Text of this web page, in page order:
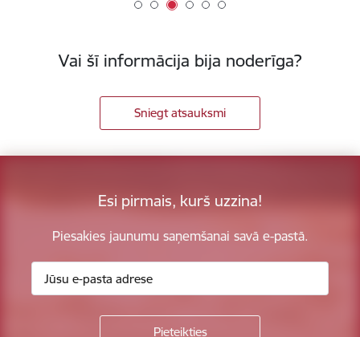
Vai šī informācija bija noderīga?
Sniegt atsauksmi
Esi pirmais, kurš uzzina!
Piesakies jaunumu saņemšanai savā e-pastā.